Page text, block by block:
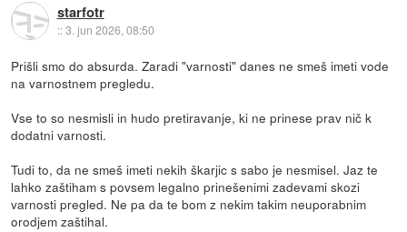
starfotr
::3. jun 2026, 08:50
Prišli smo do absurda. Zaradi "varnosti" danes ne smeš imeti vode
na varnostnem pregledu.
Vse to so nesmisli in hudo pretiravanje, ki ne prinese prav nič k
dodatni varnosti.
Tudi to, da ne smeš imeti nekih škarjic s sabo je nesmisel. Jaz te
lahko zaštiham s povsem legalno prinešenimi zadevami skozi
varnosti pregled. Ne pa da te bom z nekim takim neuporabnim
orodjem zaštihal.